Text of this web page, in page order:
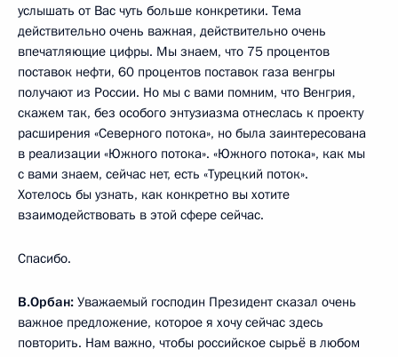
услышать от Вас чуть больше конкретики. Тема
действительно очень важная, действительно очень
впечатляющие цифры. Мы знаем, что 75 процентов
поставок нефти, 60 процентов поставок газа венгры
получают из России. Но мы с вами помним, что Венгрия,
скажем так, без особого энтузиазма отнеслась к проекту
расширения «Северного потока», но была заинтересована
в реализации «Южного потока». «Южного потока», как мы
с вами знаем, сейчас нет, есть «Турецкий поток».
Хотелось бы узнать, как конкретно вы хотите
взаимодействовать в этой сфере сейчас.
Спасибо.
В.Орбан: Уважаемый господин Президент сказал очень
важное предложение, которое я хочу сейчас здесь
повторить. Нам важно, чтобы российское сырьё в любом